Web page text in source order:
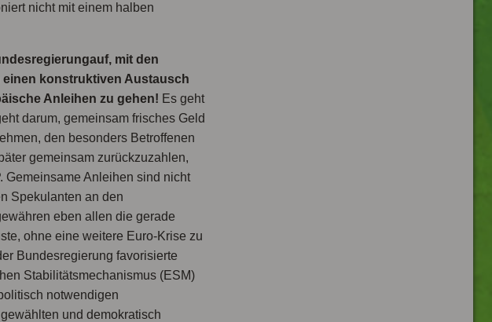
nicht mit einem halben
auf, mit den
konstruktiven Austausch
Anleihen zu gehen! Es geht
darum, gemeinsam frisches Geld
den besonders Betroffenen
gemeinsam zurückzuzahlen,
Gemeinsame Anleihen sind nicht
Spekulanten an den
eben allen die gerade
ohne eine weitere Euro-Krise zu
Bundesregierung favorisierte
Stabilitätsmechanismus (ESM)
notwendigen
und demokratisch